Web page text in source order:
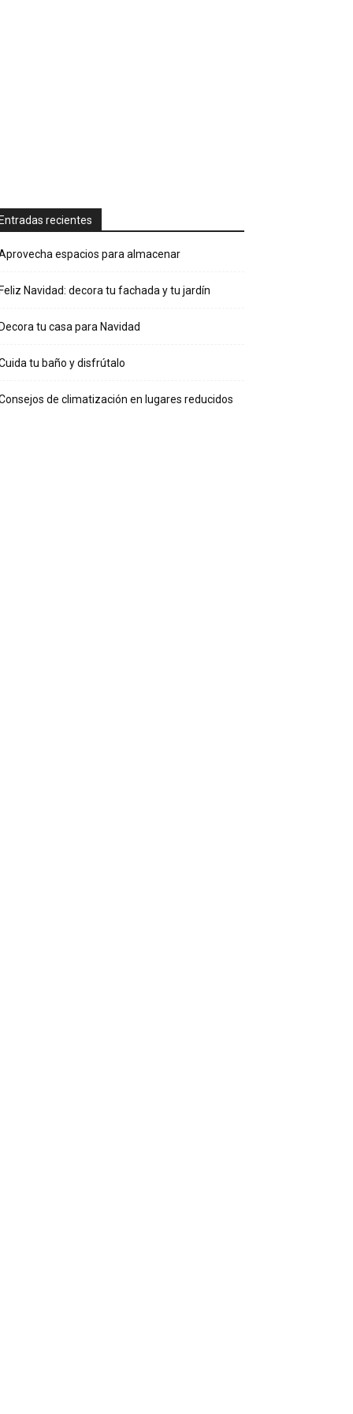
Entradas recientes
espacios para almacenar
Feliz Navidad: decora tu fachada y tu jardín
Decora tu casa para Navidad
tu baño y disfrútalo
de climatización en lugares reducidos